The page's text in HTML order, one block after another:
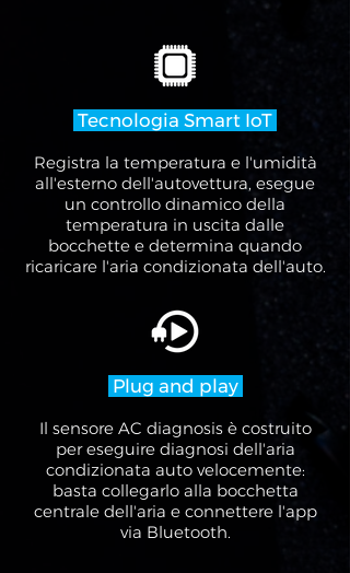
Tecnologia Smart IoT
Registra la temperatura e l'umidità
all'esterno dell'autovettura, esegue
un controllo dinamico della
temperatura in uscita dalle
bocchette e determina quando
ricaricare l'aria condizionata dell'auto.
Plug and play
Il sensore AC diagnosis è costruito
per eseguire diagnosi dell'aria
condizionata auto velocemente:
basta collegarlo alla bocchetta
centrale dell'aria e connettere l'app
via Bluetooth.